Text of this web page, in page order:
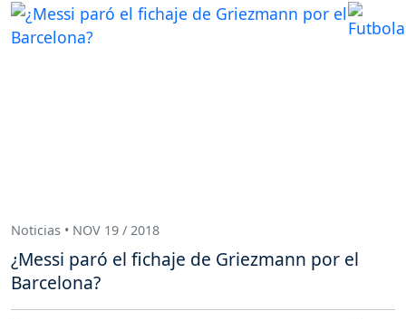
Noticias • NOV 19 / 2018
¿Messi paró el fichaje de Griezmann por el
Barcelona?